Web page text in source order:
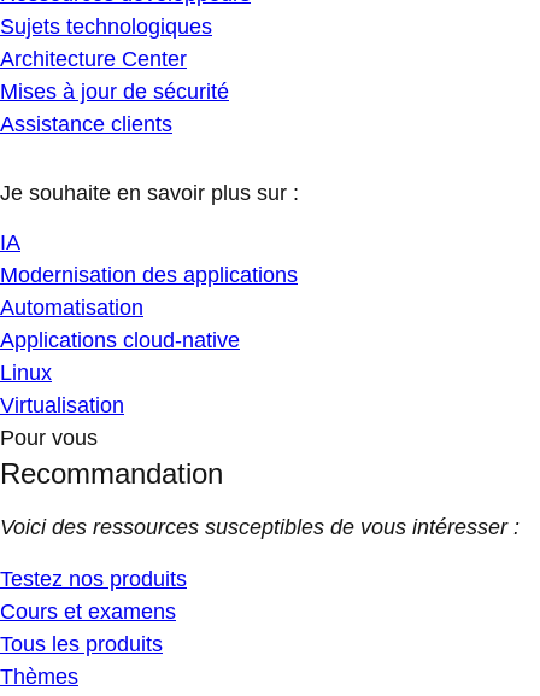
Sujets technologiques
Architecture Center
Mises à jour de sécurité
Assistance clients
Je souhaite en savoir plus sur :
IA
Modernisation des applications
Automatisation
Applications cloud-native
Linux
Virtualisation
Pour vous
Recommandation
Voici des ressources susceptibles de vous intéresser :
Testez nos produits
Cours et examens
Tous les produits
Thèmes